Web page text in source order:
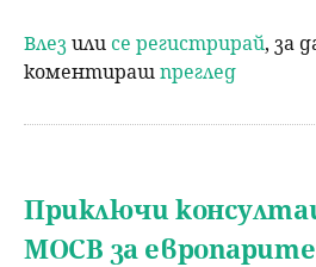
Влезили се регистрирай, за
коментирашпреглед
Приключи
МОСВ за европарите